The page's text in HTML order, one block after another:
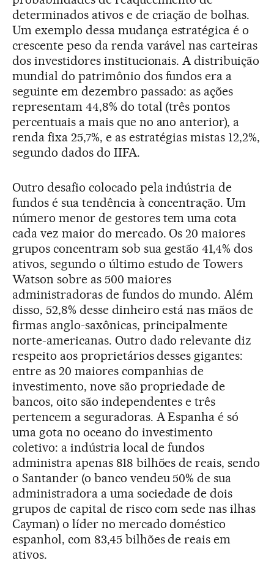
determinados ativos e de criação de bolhas.
Um exemplo dessa mudança estratégica é o
crescente peso da renda varável nas carteiras
dos investidores institucionais. A distribuição
mundial do patrimônio dos fundos era a
seguinte em dezembro passado: as ações
representam 44,8% do total (três pontos
percentuais a mais que no ano anterior), a
renda fixa 25,7%, e as estratégias mistas 12,2%,
segundo dados do IIFA.
Outro desafio colocado pela indústria de
fundos é sua tendência à concentração. Um
número menor de gestores tem uma cota
cada vez maior do mercado. Os 20 maiores
grupos concentram sob sua gestão 41,4% dos
ativos, segundo o último estudo de Towers
Watson sobre as 500 maiores
administradoras de fundos do mundo. Além
disso, 52,8% desse dinheiro está nas mãos de
firmas anglo-saxônicas, principalmente
norte-americanas. Outro dado relevante diz
respeito aos proprietários desses gigantes:
entre as 20 maiores companhias de
investimento, nove são propriedade de
bancos, oito são independentes e três
pertencem a seguradoras. A Espanha é só
uma gota no oceano do investimento
coletivo: a indústria local de fundos
administra apenas 818 bilhões de reais, sendo
o Santander (o banco vendeu 50% de sua
administradora a uma sociedade de dois
grupos de capital de risco com sede nas ilhas
Cayman) o líder no mercado doméstico
espanhol, com 83,45 bilhões de reais em
ativos.